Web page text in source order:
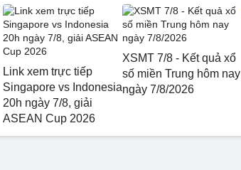
Link xem trực tiếp
Singapore vs Indonesia
20h ngày 7/8, giải
ASEAN Cup 2026
XSMT 7/8 - Kết quả xổ
số miền Trung hôm nay
ngày 7/8/2026